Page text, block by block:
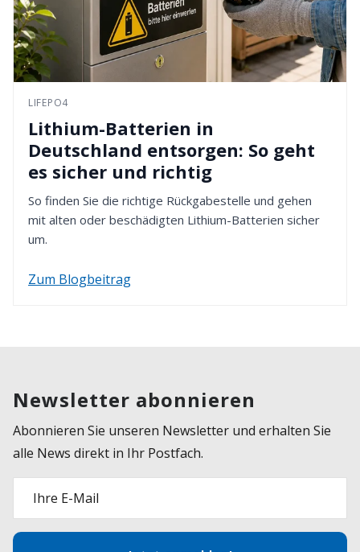
LIFEPO4
Lithium-Batterien in
Deutschland entsorgen: So geht
es sicher und richtig
So finden Sie die richtige Rückgabestelle und gehen
mit alten oder beschädigten Lithium-Batterien sicher
um.
Zum Blogbeitrag
Newsletter abonnieren
Abonnieren Sie unseren Newsletter und erhalten Sie
alle News direkt in Ihr Postfach.
Ihre E-Mail